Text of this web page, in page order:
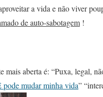
a vida e não viver
de auto-sabotagem !
mais aberta é: “Puxa, legal,
pode mudar minha vida”